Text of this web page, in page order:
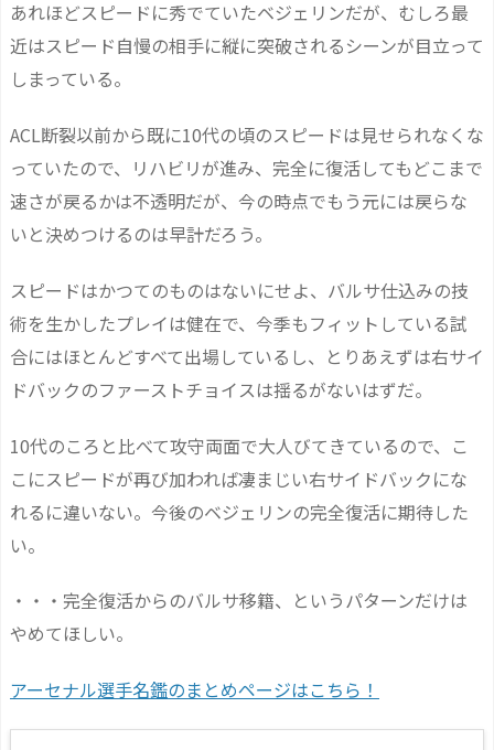
あれほどスピードに秀でていたベジェリンだが、むしろ最
近はスピード自慢の相手に縦に突破されるシーンが目立って
しまっている。
ACL断裂以前から既に10代の頃のスピードは見せられなくな
っていたので、リハビリが進み、完全に復活してもどこまで
速さが戻るかは不透明だが、今の時点でもう元には戻らな
いと決めつけるのは早計だろう。
スピードはかつてのものはないにせよ、バルサ仕込みの技
術を生かしたプレイは健在で、今季もフィットしている試
合にはほとんどすべて出場しているし、とりあえずは右サイ
ドバックのファーストチョイスは揺るがないはずだ。
10代のころと比べて攻守両面で大人びてきているので、こ
こにスピードが再び加われば凄まじい右サイドバックにな
れるに違いない。今後のベジェリンの完全復活に期待した
い。
・・・完全復活からのバルサ移籍、というパターンだけは
やめてほしい。
アーセナル選手名鑑のまとめページはこちら！